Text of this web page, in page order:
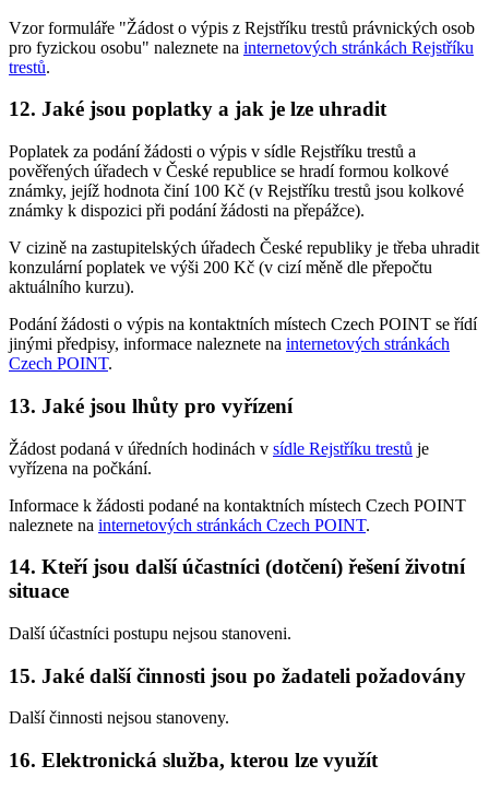
Vzor formuláře "Žádost o výpis z Rejstříku trestů právnických osob
pro fyzickou osobu" naleznete na internetových stránkách Rejstříku
trestů.
12. Jaké jsou poplatky a jak je lze uhradit
Poplatek za podání žádosti o výpis v sídle Rejstříku trestů a
pověřených úřadech v České republice se hradí formou kolkové
známky, jejíž hodnota činí 100 Kč (v Rejstříku trestů jsou kolkové
známky k dispozici při podání žádosti na přepážce).
V cizině na zastupitelských úřadech České republiky je třeba uhradit
konzulární poplatek ve výši 200 Kč (v cizí měně dle přepočtu
aktuálního kurzu).
Podání žádosti o výpis na kontaktních místech Czech POINT se řídí
jinými předpisy, informace naleznete na internetových stránkách
Czech POINT.
13. Jaké jsou lhůty pro vyřízení
Žádost podaná v úředních hodinách v sídle Rejstříku trestů je
vyřízena na počkání.
Informace k žádosti podané na kontaktních místech Czech POINT
naleznete na internetových stránkách Czech POINT.
14. Kteří jsou další účastníci (dotčení) řešení životní
situace
Další účastníci postupu nejsou stanoveni.
15. Jaké další činnosti jsou po žadateli požadovány
Další činnosti nejsou stanoveny.
16. Elektronická služba, kterou lze využít